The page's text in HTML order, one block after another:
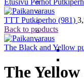
Moppiperhot
Putkiperhot
Realistiset
Etusivu Perhot
TTT Putkiperho (981)
Back to products
The Black and Yellow
The